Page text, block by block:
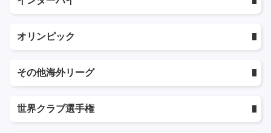
オリンピック
その他海外リーグ
世界クラブ選手権